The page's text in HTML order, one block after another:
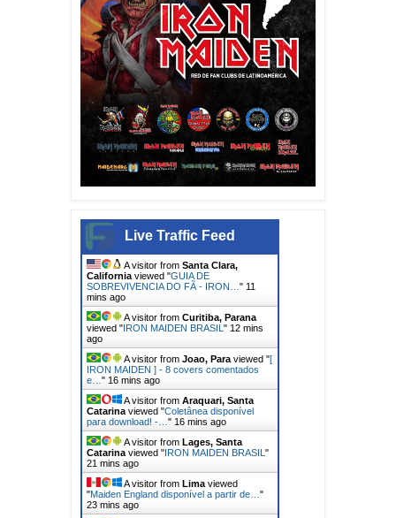
Live Traffic Feed
A visitor from Santa Clara,
California viewed "GUIA DE
SOBREVIVENCIA DO FÃ - IRON… " 11
mins ago
A visitor from Curitiba, Parana
viewed "IRON MAIDEN BRASIL " 12 mins
ago
A visitor from Joao, Para viewed "[
IRON MAIDEN ] - 8 covers comentados
e… " 16 mins ago
A visitor from Araquari, Santa
Catarina viewed "Coletânea disponível
para download! -… " 16 mins ago
A visitor from Lages, Santa
Catarina viewed "IRON MAIDEN BRASIL "
21 mins ago
A visitor from Lima viewed
"Maiden England disponível a partir de… "
23 mins ago